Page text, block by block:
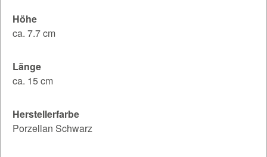
Höhe
ca. 7.7 cm
Länge
ca. 15 cm
Herstellerfarbe
Porzellan Schwarz